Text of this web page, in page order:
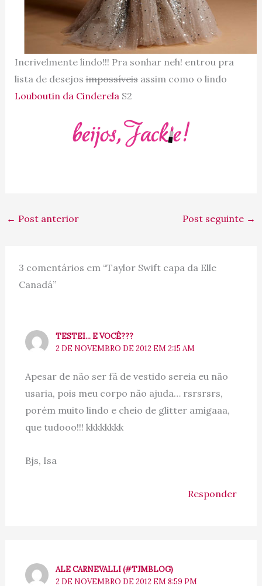
Incrivelmente lindo!!! Pra sonhar neh! entrou pra
lista de desejosimpossíveisassim como o lindo
Louboutin da CinderelaS2
← Post anterior Post seguinte →
3 comentários em “Taylor Swift capa da Elle
Canadá”
TESTEI... E VOCÊ???
2 DE NOVEMBRO DE 2012 EM 2:15 AM
Apesar de não ser fã de vestido sereia eu não
usaria, pois meu corpo não ajuda… rsrsrsrs,
porém muito lindo e cheio de glitter amigaaa,
que tudooo!!! kkkkkkkk
Bjs, Isa
Responder
ALE CARNEVALLI (#TJMBLOG)
2 DE NOVEMBRO DE 2012 EM 8:59 PM